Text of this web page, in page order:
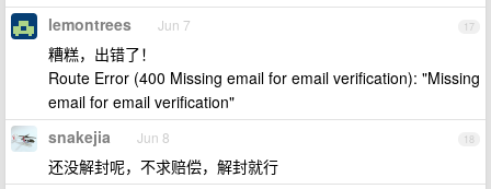
17
lemontrees Jun 7
糟糕，出错了！
Route Error (400 Missing email for email verification): "Missing
email for email verification"
18
snakejia Jun 8
还没解封呢，不求赔偿，解封就行